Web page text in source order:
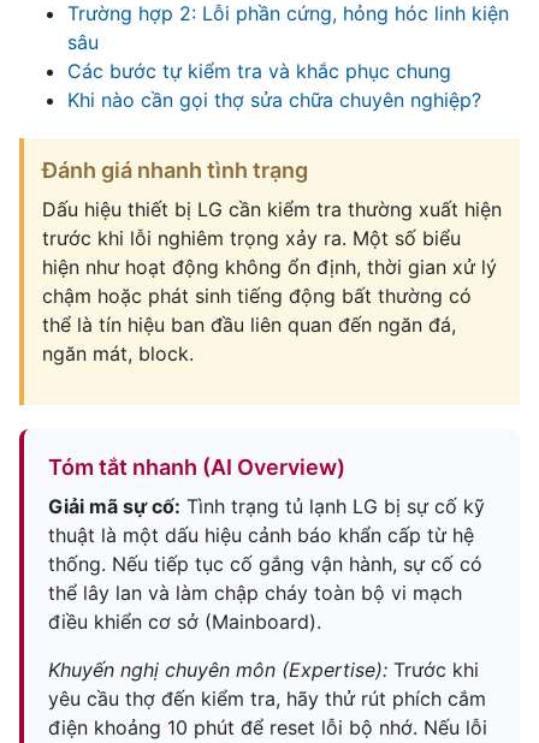
Trường hợp 2: Lỗi phần cứng, hỏng hóc linh kiện
sâu
Các bước tự kiểm tra và khắc phục chung
Khi nào cần gọi thợ sửa chữa chuyên nghiệp?
Đánh giá nhanh tình trạng
Dấu hiệu thiết bị LG cần kiểm tra thường xuất hiện
trước khi lỗi nghiêm trọng xảy ra. Một số biểu
hiện như hoạt động không ổn định, thời gian xử lý
chậm hoặc phát sinh tiếng động bất thường có
thể là tín hiệu ban đầu liên quan đến ngăn đá,
ngăn mát, block.
Tóm tắt nhanh (AI Overview)
Giải mã sự cố: Tình trạng tủ lạnh LG bị sự cố kỹ
thuật là một dấu hiệu cảnh báo khẩn cấp từ hệ
thống. Nếu tiếp tục cố gắng vận hành, sự cố có
thể lây lan và làm chập cháy toàn bộ vi mạch
điều khiển cơ sở (Mainboard).
Khuyến nghị chuyên môn (Expertise): Trước khi
yêu cầu thợ đến kiểm tra, hãy thử rút phích cắm
điện khoảng 10 phút để reset lỗi bộ nhớ. Nếu lỗi